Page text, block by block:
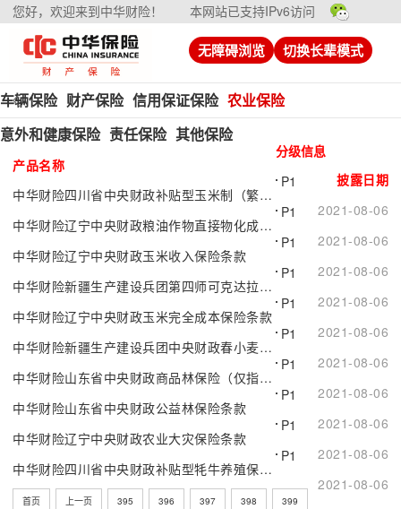
您好，欢迎来到中华财险！ 本网站已支持IPv6访问
无障碍浏览 切换长辈模式
车辆保险 财产保险 信用保证保险 农业保险
意外和健康保险 责任保险 其他保险
产品名称
分级信息
披露日期
中华财险四川省中央财政补贴型玉米制（繁）种保险条款
P1
2021-08-06
中华财险辽宁中央财政粮油作物直接物化成本保险条款
P1
2021-08-06
中华财险辽宁中央财政玉米收入保险条款
P1
2021-08-06
中华财险新疆生产建设兵团第四师可克达拉市中央财政春小麦种植保险....
P1
2021-08-06
中华财险辽宁中央财政玉米完全成本保险条款
P1
2021-08-06
中华财险新疆生产建设兵团中央财政春小麦种植保险条款
P1
2021-08-06
中华财险山东省中央财政商品林保险（仅指用材林）条款
P1
2021-08-06
中华财险山东省中央财政公益林保险条款
P1
2021-08-06
中华财险辽宁中央财政农业大灾保险条款
P1
2021-08-06
中华财险四川省中央财政补贴型牦牛养殖保险（2021版）条款
P1
2021-08-06
首页 上一页 395 396 397 398
399